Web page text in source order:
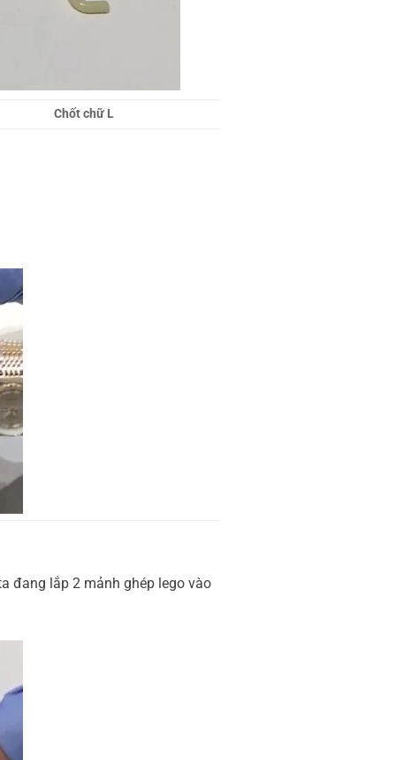
Chốt chữ L
đang lắp 2 mảnh ghép lego vào